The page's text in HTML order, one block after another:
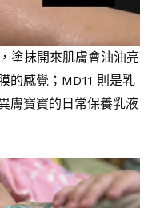
塗抹開來肌膚會油油亮
的感覺；MD11 則是乳
膚寶寶的日常保養乳液